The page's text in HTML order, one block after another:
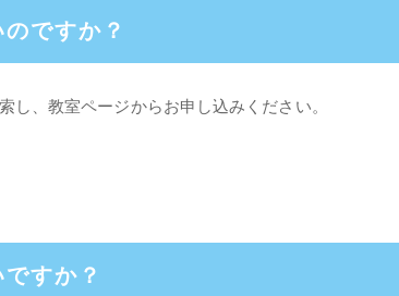
ですか？
し、教室ページからお申し込みください。
すか？